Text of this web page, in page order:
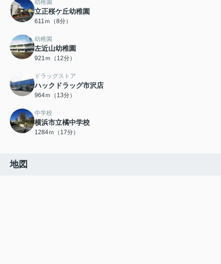
幼稚園
立正桜ケ丘幼稚園
611ｍ（8分）
幼稚園
左近山幼稚園
921ｍ（12分）
ドラッグストア
ハックドラッグ市沢店
964ｍ（13分）
中学校
横浜市立橘中学校
1284ｍ（17分）
地図